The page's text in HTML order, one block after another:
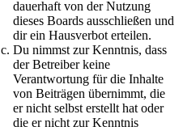
dauerhaft von der Nutzung
dieses Boards ausschließen und
dir ein Hausverbot erteilen.
Du nimmst zur Kenntnis, dass
der Betreiber keine
Verantwortung für die Inhalte
von Beiträgen übernimmt, die
er nicht selbst erstellt hat oder
die er nicht zur Kenntnis